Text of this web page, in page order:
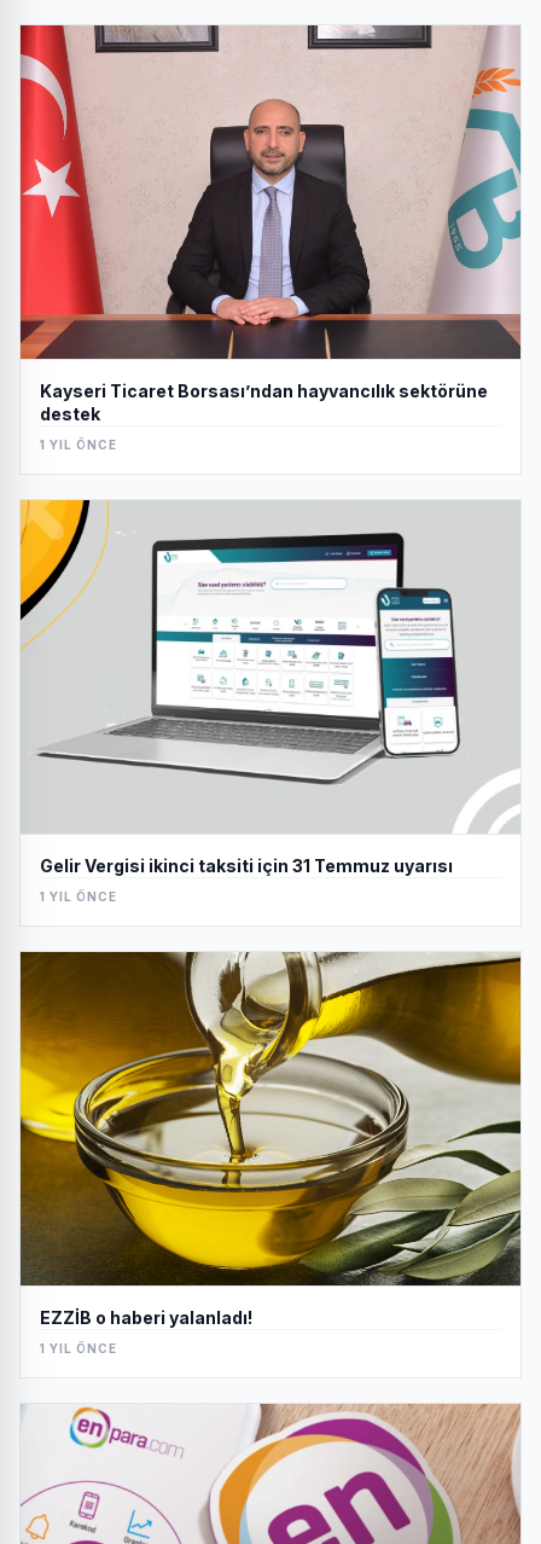
Kayseri Ticaret Borsası’ndan hayvancılık sektörüne
destek
1 YIL ÖNCE
Gelir Vergisi ikinci taksiti için 31 Temmuz uyarısı
1 YIL ÖNCE
EZZİB o haberi yalanladı!
1 YIL ÖNCE